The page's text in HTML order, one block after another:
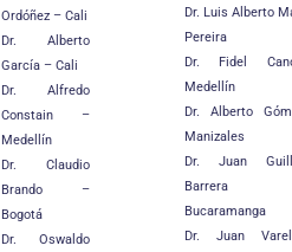
Ordóñez – Cali
Dr. Alberto
García – Cali
Dr. Alfredo
Constain –
Medellín
Dr. Claudio
Brando –
Bogotá
Dr. Oswaldo
Dr. Luis Alberto
Pereira
Dr. Fidel
Medellín
Dr. Alberto
Manizales
Dr. Juan
Bucaramanga
Dr. Juan